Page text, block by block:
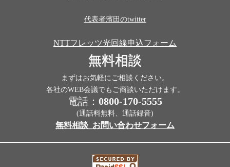
代表者濱田のtwitter
NTTフレッツ光回線申込フォーム
無料相談
まずはお気軽にご相談ください。
各社のWEB会議でもご商談いただけます。
電話： 0800-170-5555
(通話料無料、通話録音)
無料相談_お問い合わせフォーム